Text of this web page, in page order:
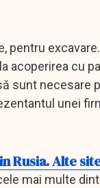
pentru
acoperirea cu
necesare
unei
Rusia. Alte
mai multe